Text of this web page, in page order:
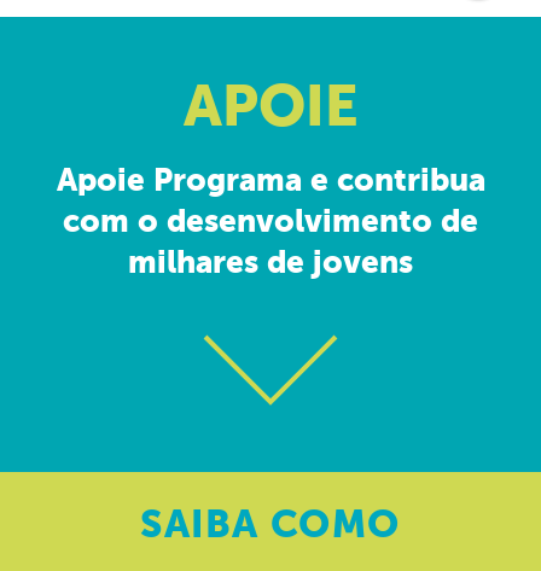
APOIE
Apoie Programa e contribua
com o desenvolvimento de
milhares de jovens
SAIBA COMO